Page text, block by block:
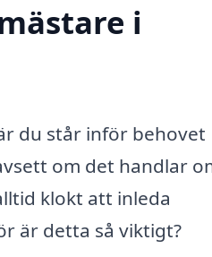
i
du står inför behovet
om det handlar
klokt att inleda
är detta så viktigt?